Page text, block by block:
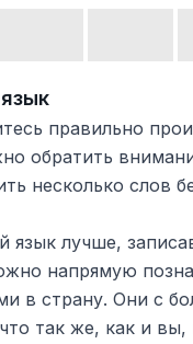
правильно
обратить
несколько слов
язык лучше,
напрямую
в страну. Они с
так же, как и